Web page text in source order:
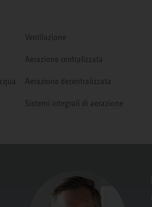
Ventilazione
Aerazione centralizzata
Aerazione decentralizzata
Sistemi integrali di aerazione